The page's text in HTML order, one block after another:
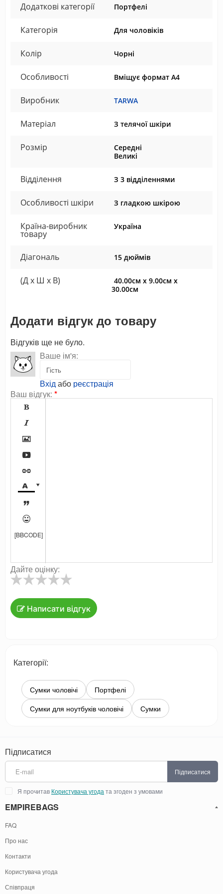
Додаткові категорії Портфелі
Категорія Для чоловіків
Колір Чорні
Особливості Вміщує формат А4
Виробник TARWA
Матеріал З телячої шкіри
Розмір
Середні
Великі
Відділення З 3 відділеннями
Особливості шкіри З гладкою шкірою
Країна-виробник
товару
Україна
Діагональ 15 дюймів
(Д x Ш x В)
40.00см x 9.00см x
30.00см
Додати відгук до товару
Відгуків ще не було.
Ваше ім'я:
Вхідабо реєстрація
Ваш відгук: *









[BBCODE]
Дайте оцінку:
Написати відгук
Категорії:
Сумки чоловічі
Портфелі
Сумки для ноутбуків чоловічі
Сумки
Підписатися
Підписатися
Я прочитав Користувача угода та згоден з умовами
EMPIREBAGS
FAQ
Про нас
Контакти
Користувача угода
Співпраця